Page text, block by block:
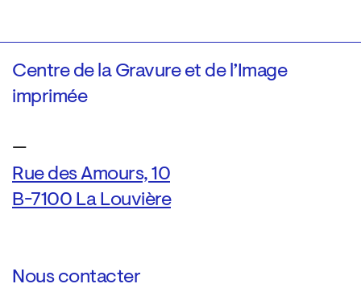
Centre de la Gravure et de l’Image
imprimée
—
Rue des Amours, 10
B-7100 La Louvière
Nous contacter